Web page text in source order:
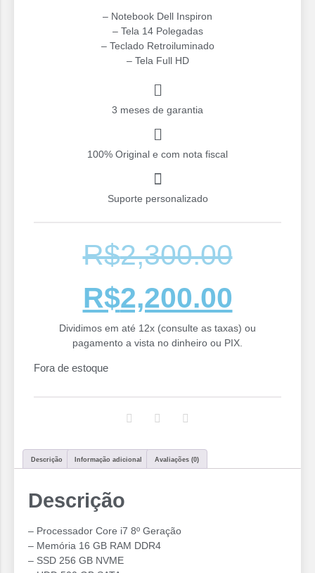
– Notebook Dell Inspiron
– Tela 14 Polegadas
– ⁠Teclado Retroiluminado
– Tela Full HD
3 meses de garantia
100% Original e com nota fiscal
Suporte personalizado
R$2,300.00
R$2,200.00
Dividimos em até 12x (consulte as taxas) ou
pagamento a vista no dinheiro ou PIX.
Fora de estoque
Descrição Informação adicional Avaliações (0)
Descrição
– Processador Core i7 8º Geração
– Memória 16 GB RAM DDR4
– SSD 256 GB NVME